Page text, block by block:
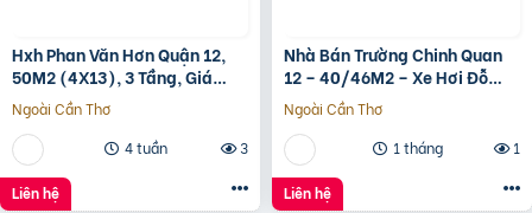
Hxh Phan Văn Hơn Quận 12,
50M2 (4X13), 3 Tầng, Giá
4.96 Tỷ
Ngoài Cần Thơ
4 tuần
3
Liên hệ
Nhà Bán Trường Chinh Quan
12 – 40/46M2 – Xe Hơi Đỗ
Cửa – 3.1 Tỷ
Ngoài Cần Thơ
1 tháng
1
Liên hệ